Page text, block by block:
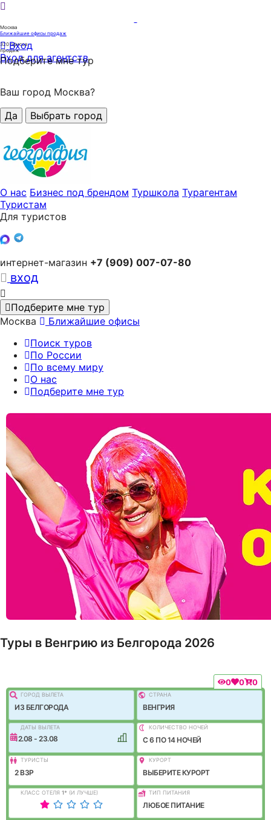
Москва
Ближайшие офисы продаж
320офисов
продаж
Вход
Вход для агентств
Подберите мне тур
Ваш город Москва?
Да
Выбрать город
О нас Бизнес под брендом Туршкола Турагентам
Туристам
Для туристов
интернет-магазин +7 (909) 007-07-80
вход
Подберите мне тур
Москва
Ближайшие офисы
Поиск туров
По России
По всему миру
О нас
Подберите мне тур
Туры в Венгрию из Белгорода 2026
0 0 0
ГОРОД ВЫЛEТА
ИЗ БЕЛГОРОДА
СТРАНА
ВЕНГРИЯ
ДАТЫ ВЫЛЕТА
12.08 - 23.08
КОЛИЧЕСТВО НОЧЕЙ
C 6 ПО 14 НОЧЕЙ
ТУРИСТЫ
2 ВЗР
КУРОРТ
ВЫБЕРИТЕ КУРОРТ
КЛАСС ОТЕЛЯ 1* (И ЛУЧШЕ) ТИП ПИТАНИЯ
ЛЮБОЕ ПИТАНИЕ